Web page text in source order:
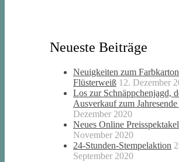
Neueste Beiträge
Neuigkeiten zum
Flüsterweiß 12. Dezember
Los zur Schnäppchenjagd,
Ausverkauf zum Jahresende
Dezember 2020
Neues Online Preisspektakel
November 2020
24-Stunden-Stempelaktion
September 2020